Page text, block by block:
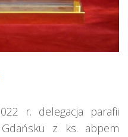
r. delegacja parafii
z ks. abpem